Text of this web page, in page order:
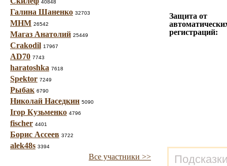
40848
Галина Шаненко 32703
МНМ 26542
Магаз Анатолий 25449
Crakodil 17967
AD70 7743
haratoshka 7618
Spektor 7249
Рыбак 6790
Николай Наседкин 5090
Ігор Кузьменко 4796
fischer 4401
Борис Ассеев 3722
alek48s 3394
Все участники >>
Защита от
регистраций: